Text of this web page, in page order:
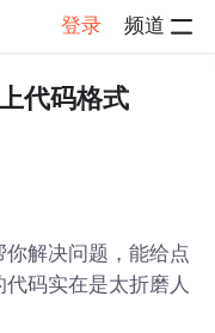
登录 频道
代码格式
解决问题，能给点
码实在是太折磨人